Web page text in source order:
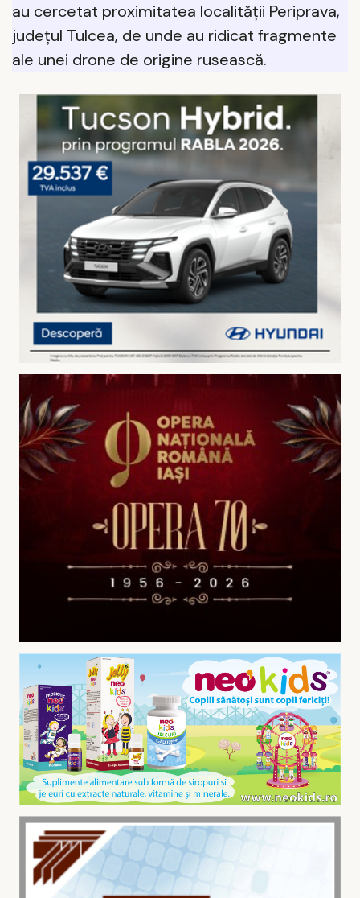
au cercetat proximitatea localității Periprava,
județul Tulcea, de unde au ridicat fragmente
ale unei drone de origine rusească.